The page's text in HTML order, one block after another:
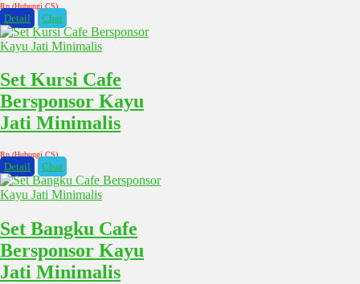
Rp (Hubungi CS)
Detail Chat
Set Kursi Cafe
Bersponsor Kayu
Jati Minimalis
Rp (Hubungi CS)
Detail Chat
Set Bangku Cafe
Bersponsor Kayu
Jati Minimalis